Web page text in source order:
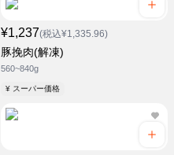
¥1,237(税込¥1,335.96)
豚挽肉(解凍)
560~840g
¥ スーパー価格